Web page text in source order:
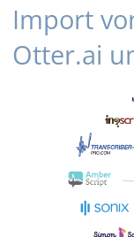
Import
Otter.ai